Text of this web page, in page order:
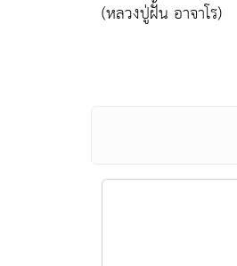
(หลวงปู่ฝั้น อาจาโร)